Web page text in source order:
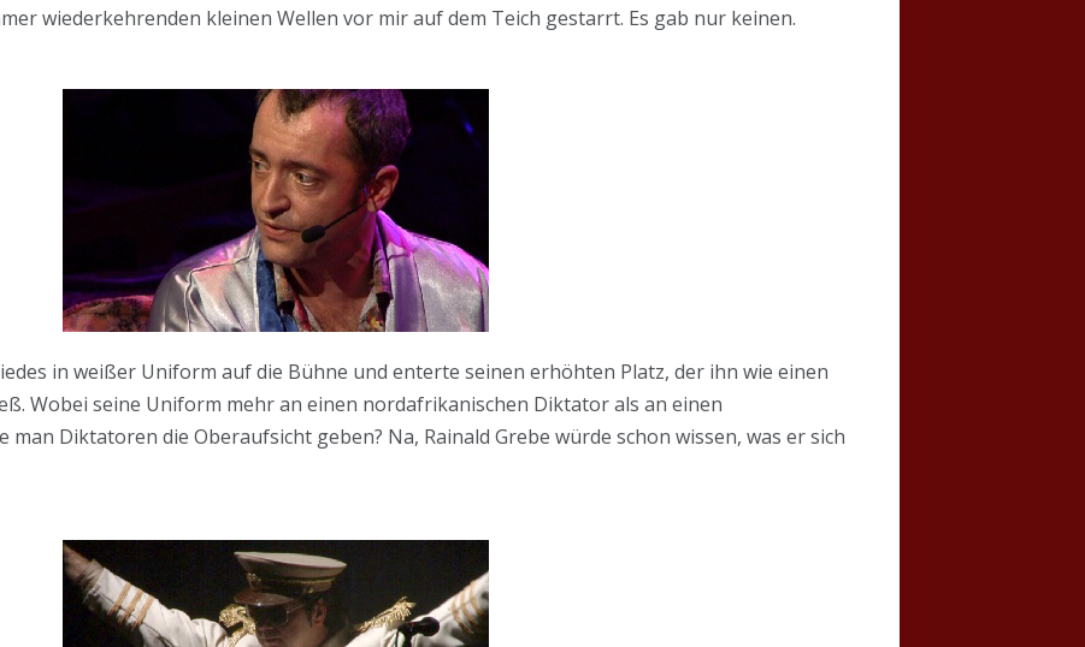
wiederkehrenden kleinen Wellen vor mir auf dem Teich gestarrt. Es gab nur keinen.
in weißer Uniform auf die Bühne und enterte seinen erhöhten Platz, der ihn wie einen
Wobei seine Uniform mehr an einen nordafrikanischen Diktator als an einen
Diktatoren die Oberaufsicht geben? Na, Rainald Grebe würde schon wissen, was er sich